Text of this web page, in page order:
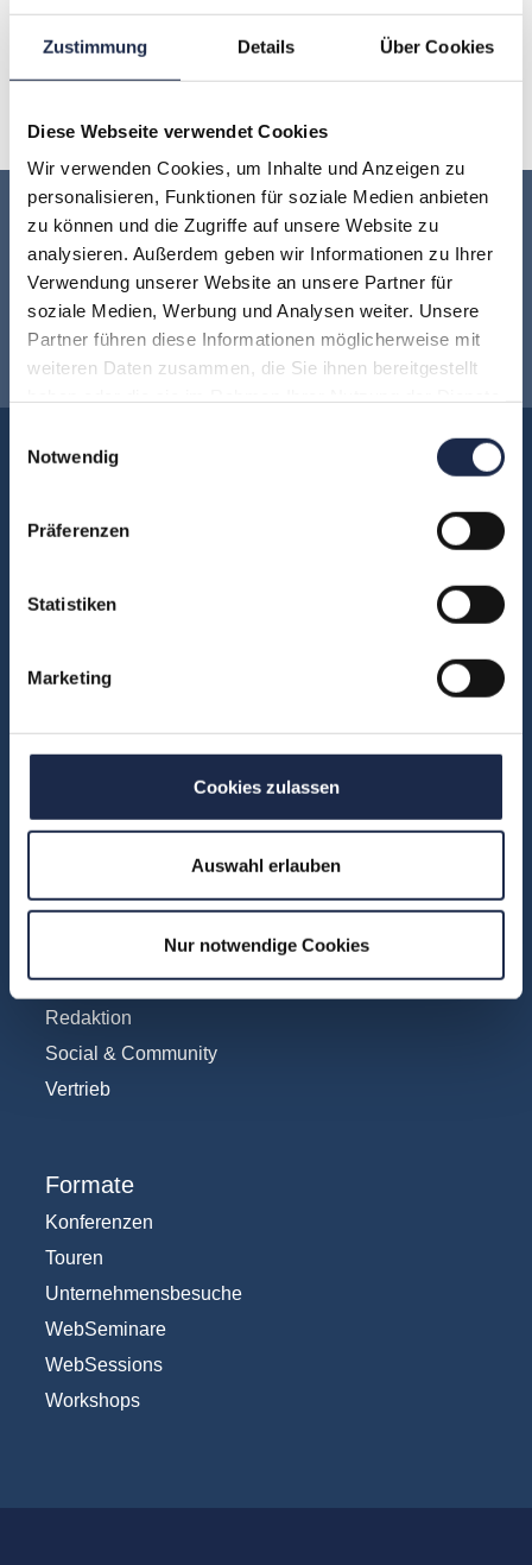
Zustimmung Details Über Cookies
Diese Webseite verwendet Cookies
Wir verwenden Cookies, um Inhalte und Anzeigen zu
personalisieren, Funktionen für soziale Medien anbieten
zu können und die Zugriffe auf unsere Website zu
analysieren. Außerdem geben wir Informationen zu Ihrer
Verwendung unserer Website an unsere Partner für
soziale Medien, Werbung und Analysen weiter. Unsere
Partner führen diese Informationen möglicherweise mit
weiteren Daten zusammen, die Sie ihnen bereitgestellt
Notwendig
Präferenzen
Statistiken
Marketing
Cookies zulassen
Auswahl erlauben
Nur notwendige Cookies
O R T U
Keine Veranstaltung mehr verpassen:
Jetzt für denMVFP Akademie
Newsletter anmelden!
Akademie
FAQ
Teilnehmerstimmen
Fachbereiche
Fachübergreifend
IT und Digital
Marketing
Redaktion
Social & Community
Vertrieb
Formate
Konferenzen
Touren
Unternehmensbesuche
WebSeminare
WebSessions
Workshops